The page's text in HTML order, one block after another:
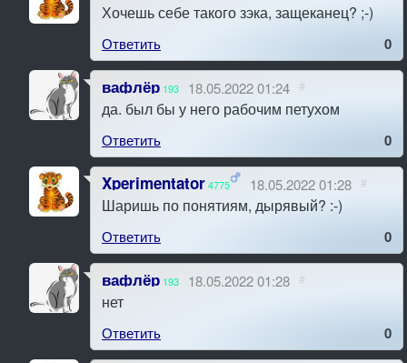
Хочешь себе такого зэка, защеканец? ;-)
Ответить 0
вафлёр 193 18.05.2022 01:24 #
да. был бы у него рабочим петухом
Ответить 0
Xperimentator4775 18.05.2022 01:28 #
Шаришь по понятиям, дырявый? :-)
Ответить 0
вафлёр 193 18.05.2022 01:28 #
нет
Ответить 0